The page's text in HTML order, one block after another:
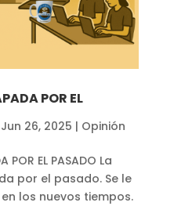
POR EL
Jun 26, 2025 | Opinión
POR EL PASADO La
por el pasado. Se le
los nuevos tiempos.